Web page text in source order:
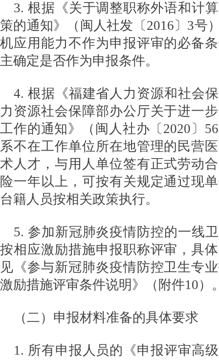
3. 根据《关于调整职称外语和计
策的通知》（闽人社发〔2016〕3号
机应用能力不作为申报评审的必备
主确定是否作为申报条件。
4. 根据《福建省人力资源和社会
力资源社会保障部办公厅关于进一
工作的通知》（闽人社办〔2020〕
系不在工作单位所在地管理的民营
术人才，与用人单位签有正式劳动
险一年以上，可按有关规定通过现
台籍人员按相关政策执行。
5. 参加新冠肺炎疫情防控的一线
按相应激励措施申报职称评审，具
见《参与新冠肺炎疫情防控卫生专
激励措施评审条件说明》（附件10）
（二）申报材料准备的具体要求
1. 所有申报人员的《申报评审高